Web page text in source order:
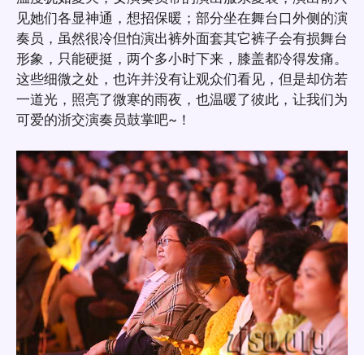
见她们各显神通，想招保暖；部分坐在舞台口外侧的演
奏员，虽然很冷但怕演出裤外面套其它裤子会有损舞台
形象，只能硬挺，两个多小时下来，膝盖都冷得发痛。
这些细微之处，也许并没有让观众们看见，但是却仿若
一道光，照亮了微寒的雨夜，也温暖了彼此，让我们为
可爱的浙交演奏员鼓掌吧~！